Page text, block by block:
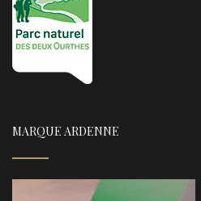
MARQUE ARDENNE